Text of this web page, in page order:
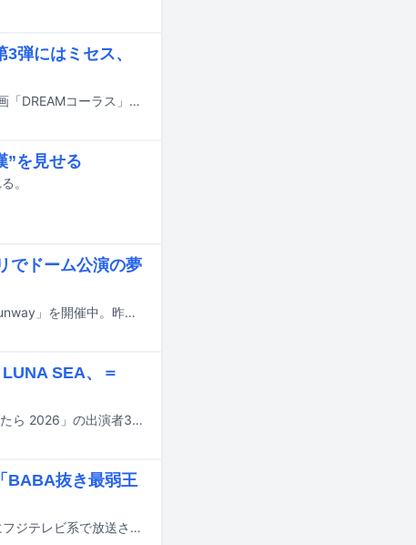
弾にはミセス、
7月18日にオンエアされるTBS系の夏の大型音楽特番「音楽の日2026」の新企画「DREAMコーラス」の詳細と、出演アーティスト第3弾が発表された。
”を見せる
。
でドーム公演の夢
Aぇ! groupが新体制初となるアリーナツアー「Aぇ! group LIVE TOUR 2026 Runway」を開催中。昨日7月4日に神奈川・横浜アリーナ公演初日を迎えた。
SEA、＝
8月15日にオンエアされるNHKの新たな音楽特番「NHK夏の音楽祭 うたであえたら 2026」の出演者31組が発表された。
BABA抜き最弱王
相葉雅紀がホストを務める番組「BABA抜き最弱王決定戦2026夏」が7月11日にフジテレビ系で放送される。この番組の出演者が一斉に発表された。